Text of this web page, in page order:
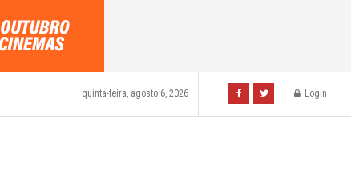
quinta-feira, agosto 6, 2026 Login